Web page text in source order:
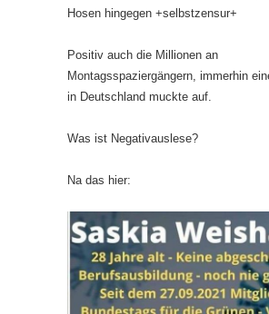
Hosen hingegen +selbstzensur+
Positiv auch die Millionen an
Montagsspaziergängern, immerhin
in Deutschland muckte auf.
Was ist Negativauslese?
Na das hier: